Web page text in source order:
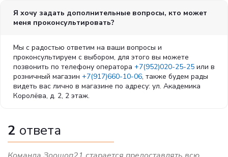
Я хочу задать дополнительные вопросы, кто может
меня проконсультировать?
Мы с радостью ответим на ваши вопросы и
проконсультируем с выбором, для этого вы можете
позвонить по телефону оператора +7(952)020-25-25 или в
розничный магазин +7(917)660-10-06, также будем рады
видеть вас лично в магазине по адресу: ул. Академика
Королёва, д. 2, 2 этаж.
2 ответа